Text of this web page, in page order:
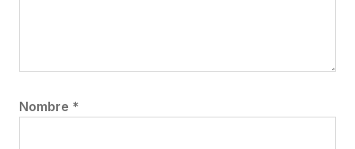
Nombre *